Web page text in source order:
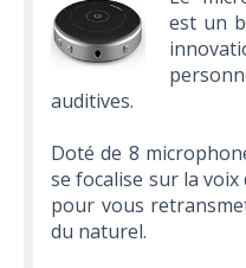
est un
auditives.
Doté de 8
se focalise sur la
pour vous
du naturel.